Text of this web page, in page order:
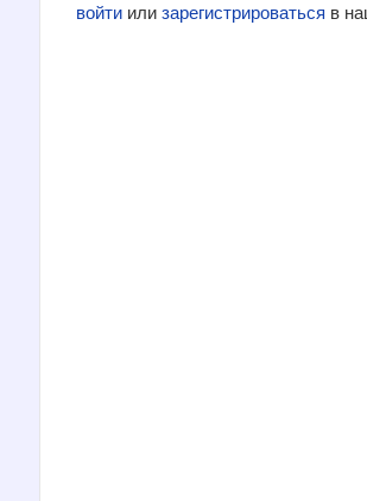
войти или зарегистрироваться в